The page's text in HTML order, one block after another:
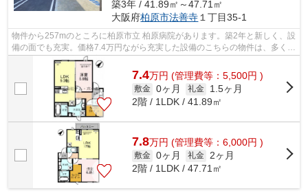
築3年 / 41.89㎡～47.71㎡
大阪府柏原市法善寺 １丁目35-1
物件から257mのところに柏原市立 柏原病院があります。築2年と新しく、設
備の面でも充実。価格7.4万円ながら充実した設備のこちらの物件は、多くの
方におすすめです。新着情報：Toile ...
7.4万円 (管理費等：5,500円 )
敷金 0ヶ月 礼金
1.5ヶ月
2階 / 1LDK / 41.89㎡
7.8万円 (管理費等：6,000円 )
敷金 0ヶ月 礼金
2ヶ月
2階 / 1LDK / 47.71㎡